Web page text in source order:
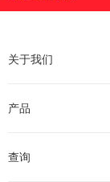
关于我们
产品
查询